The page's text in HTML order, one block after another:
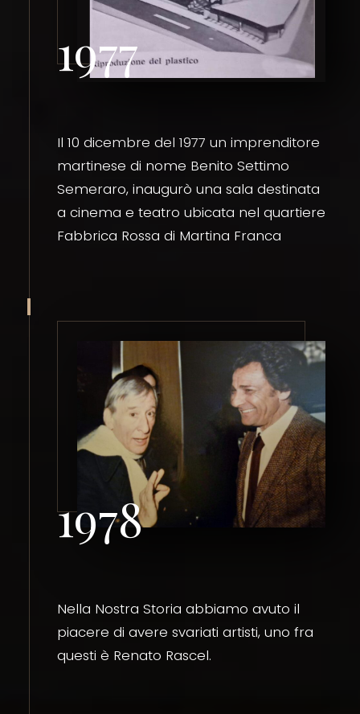
1977
Il 10 dicembre del 1977 un imprenditore
martinese di nome Benito Settimo
Semeraro, inaugurò una sala destinata
a cinema e teatro ubicata nel quartiere
Fabbrica Rossa di Martina Franca
1978
Nella Nostra Storia abbiamo avuto il
piacere di avere svariati artisti, uno fra
questi è Renato Rascel.